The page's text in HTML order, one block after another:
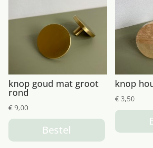
knop goud mat groot
rond
€9,00
Bestel
knop
€ 3,50